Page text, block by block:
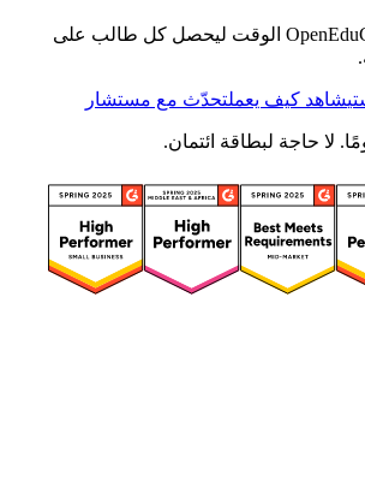
اكتشف كيف يوفّر OpenEduCat الوقت ليحصل كل طالب على
شاهد كيف يعملتحدّث مع مستشار